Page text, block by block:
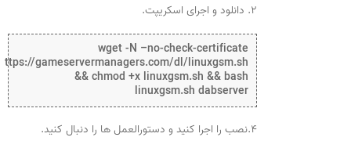
۲. دانلود و اجرای اسکریپت.
wget -N –no-check-certificate
gameservermanagers.com/dl/linuxgsm.sh
&& chmod +x linuxgsm.sh && bash
linuxgsm.sh dabserver
۴.نصب را اجرا کنید و دستورالعمل ها را دنبال کنید.